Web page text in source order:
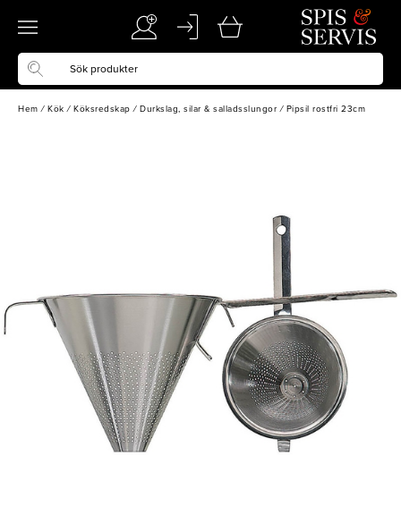
Hem / Kök / Köksredskap / Durkslag, silar & salladsslungor / Pipsil rostfri 23cm